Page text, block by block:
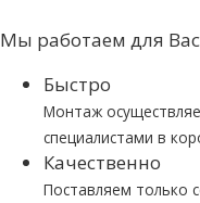
Мы работаем для Вас
Быстро
Монтаж
специалистами в
Качественно
Поставляем только